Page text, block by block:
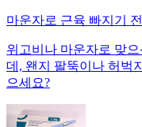
마운자로 근육 빠지기
위고비나 마운자로 맞
데, 왠지 팔뚝이나 허벅
으세요?